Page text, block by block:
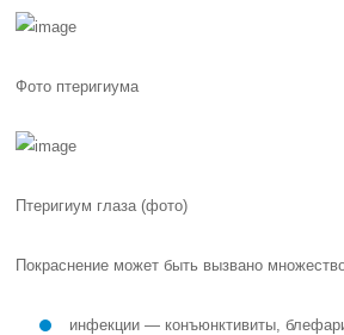
Фото птеригиума
Птеригиум глаза (фото)
Покраснение может быть вызвано
инфекции — конъюнктивиты,